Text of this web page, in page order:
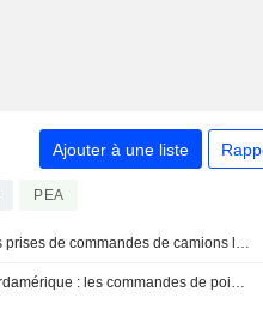
Ajouter à une liste
PEA
Les prises de commandes de camions lourds en Amérique du Nord en hausse sur un an en juillet - ACT Research (mise à jour)
Nordamérique : les commandes de poids lourds en hausse sur un an en juillet - ACT Research